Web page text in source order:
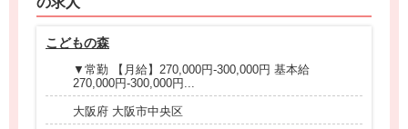
こどもの森
▼常勤 【月給】270,000円-300,000円 基本給
270,000円-300,000円...
大阪府 大阪市中央区